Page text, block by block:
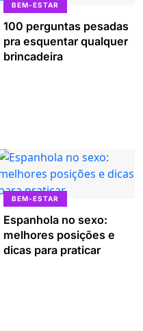
BEM-ESTAR
100 perguntas pesadas
pra esquentar qualquer
brincadeira
BEM-ESTAR
Espanhola no sexo:
melhores posições e
dicas para praticar